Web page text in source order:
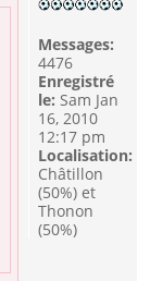
Messages:
4476
Enregistré
le: Sam Jan
16, 2010
12:17 pm
Localisation:
Châtillon
(50%) et
Thonon
(50%)